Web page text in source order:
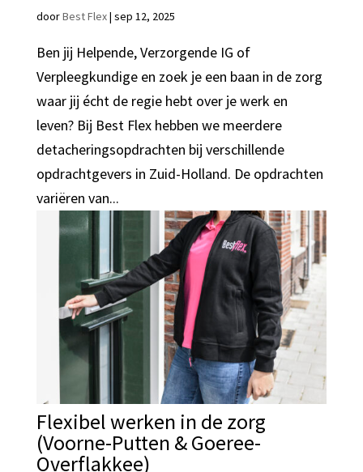
doorBest Flex| sep 12, 2025
Ben jij Helpende, Verzorgende IG of
Verpleegkundige en zoek je een baan in de zorg
waar jij écht de regie hebt over je werk en
leven? Bij Best Flex hebben we meerdere
detacheringsopdrachten bij verschillende
opdrachtgevers in Zuid-Holland. De opdrachten
variëren van...
Flexibel werken in de zorg
(Voorne-Putten & Goeree-
Overflakkee)